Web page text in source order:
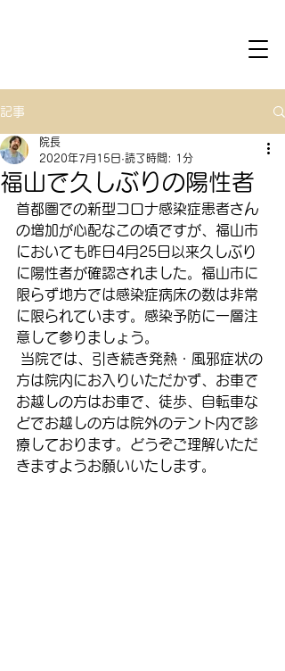
記事
福山で久しぶりの陽性者
院長
2020年7月15日 読了時間: 1分
首都圏での新型コロナ感染症患者さん
の増加が心配なこの頃ですが、福山市
においても昨日4月25日以来久しぶり
に陽性者が確認されました。福山市に
限らず地方では感染症病床の数は非常
に限られています。感染予防に一層注
意して参りましょう。
方は院内にお入りいただかず、お車で
お越しの方はお車で、徒歩、自転車な
どでお越しの方は院外のテント内で診
療しております。どうぞご理解いただ
きますようお願いいたします。